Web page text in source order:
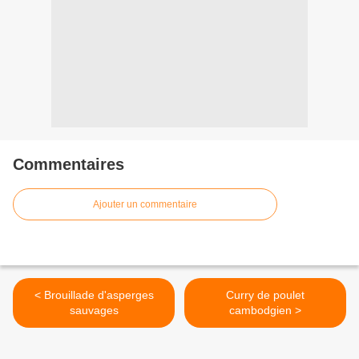
Commentaires
Ajouter un commentaire
< Brouillade d'asperges
sauvages
Curry de poulet
cambodgien >